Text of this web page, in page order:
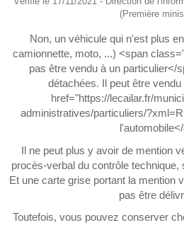
(Première
Non, un véhicule qui n'est plus
camionnette, moto, ...) <span
pas être vendu à un particulier</
détachées. Il peut être
href="https://lecailar.fr/
administratives/particuliers/
Il ne peut plus y avoir de mention
procès-verbal du contrôle
Et une carte grise portant la mention
pas être
Toutefois, vous pouvez conserver